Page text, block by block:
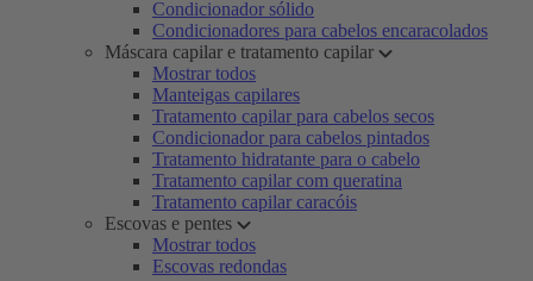
Condicionador sólido
Condicionadores para cabelos encaracolados
Máscara capilar e tratamento capilar
Mostrar todos
Manteigas capilares
Tratamento capilar para cabelos secos
Condicionador para cabelos pintados
Tratamento hidratante para o cabelo
Tratamento capilar com queratina
Tratamento capilar caracóis
Escovas e pentes
Mostrar todos
Escovas redondas